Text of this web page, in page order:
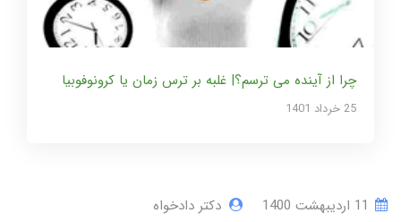
چرا از آینده می ترسم؟| غلبه بر ترس زمان یا کرونوفوبیا
25 خرداد 1401
دکتر دادخواه